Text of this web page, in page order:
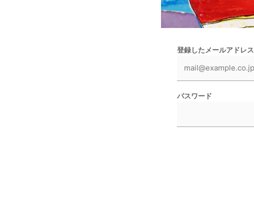
登録したメールアドレス
パスワード